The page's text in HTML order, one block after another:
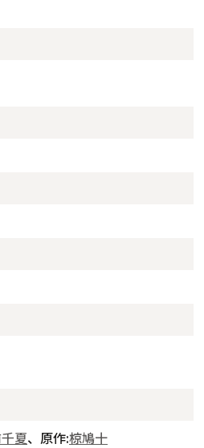
夏、原作:椋鳩十